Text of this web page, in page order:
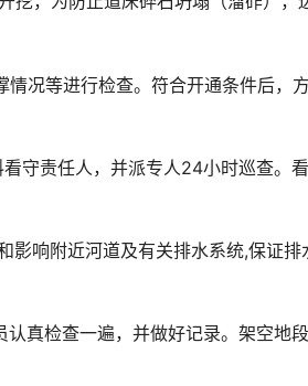
况等进行检查。符合开通条件后，
守责任人，并派专人24小时巡查。
影响附近河道及有关排水系统,保证排
真检查一遍，并做好记录。架空地